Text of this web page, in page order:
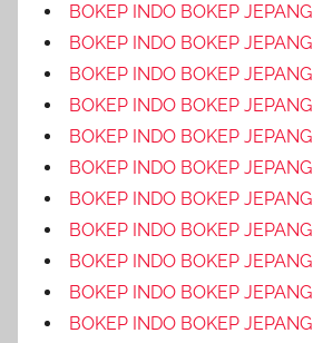
BOKEP INDO BOKEP JEPANG
BOKEP INDO BOKEP JEPANG
BOKEP INDO BOKEP JEPANG
BOKEP INDO BOKEP JEPANG
BOKEP INDO BOKEP JEPANG
BOKEP INDO BOKEP JEPANG
BOKEP INDO BOKEP JEPANG
BOKEP INDO BOKEP JEPANG
BOKEP INDO BOKEP JEPANG
BOKEP INDO BOKEP JEPANG
BOKEP INDO BOKEP JEPANG